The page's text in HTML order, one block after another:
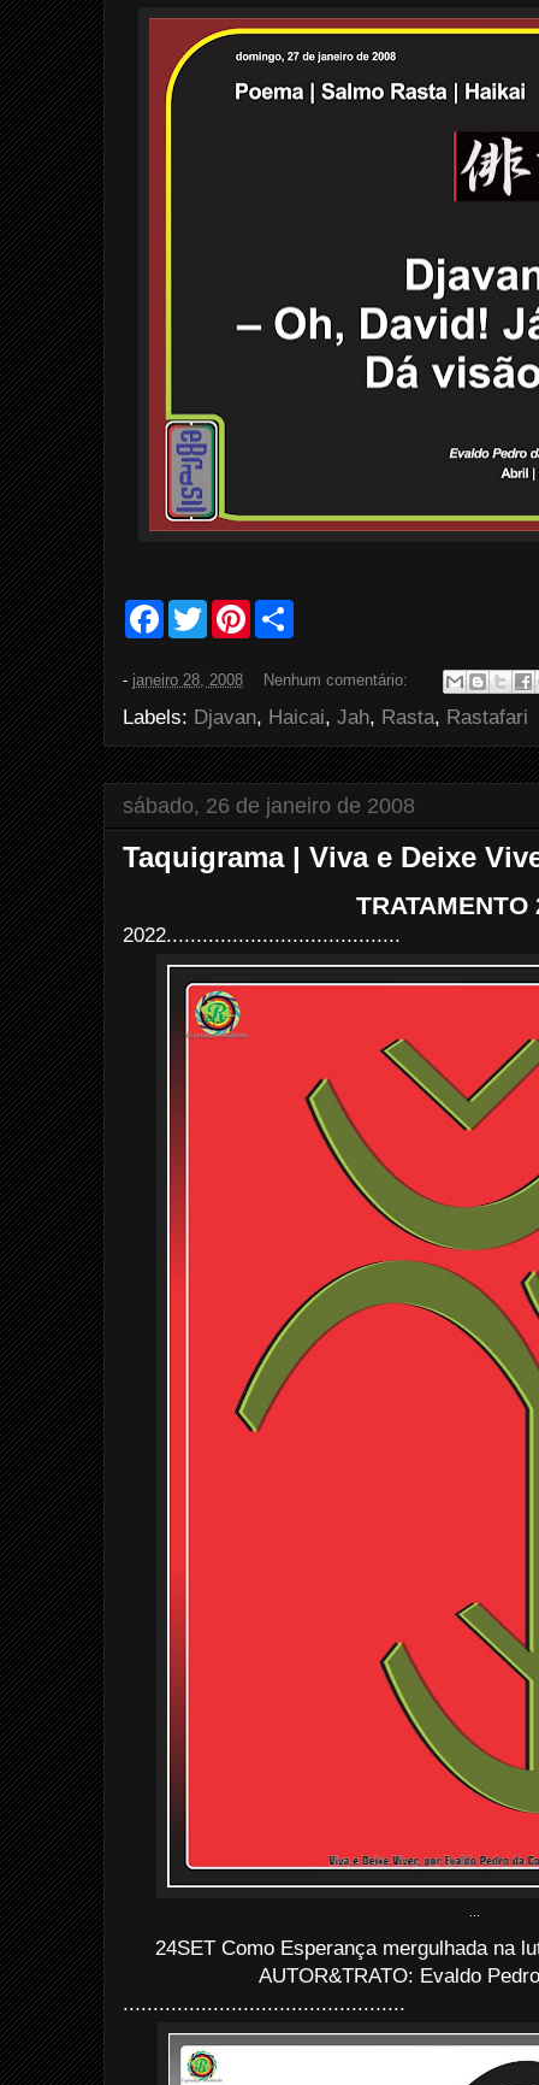
F
b
o
o
k
T
w
t
e
r
P
e
s
t
e
- janeiro 28, 2008 Nenhum comentário:
Labels: Djavan, Haicai, Jah, Rasta, Rastafari
sábado, 26 de janeiro de 2008
Taquigrama | Viva e Deixe
TRATAMENTO
2022.......................................
24SET Como Esperança mergulhada na
AUTOR&TRATO: Evaldo
...............................................